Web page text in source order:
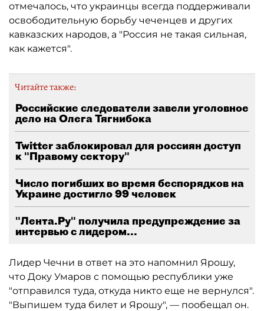
отмечалось, что украинцы всегда поддерживали
освободительную борьбу чеченцев и других
кавказских народов, а "Россия не такая сильная,
как кажется".
Читайте также:
Российские следователи завели уголовное
дело на Олега Тягнибока
Twitter заблокировал для россиян доступ
к "Правому сектору"
Число погибших во время беспорядков на
Украине достигло 99 человек
"Лента.Ру" получила предупреждение за
интервью с лидером...
Лидер Чечни в ответ на это напомнил Ярошу,
что Доку Умаров с помощью республики уже
"отправился туда, откуда никто еще не вернулся".
"Выпишем туда билет и Ярошу", — пообещал он.